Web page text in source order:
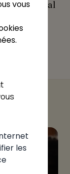
L'Oriental
L'Oriental
vous
les